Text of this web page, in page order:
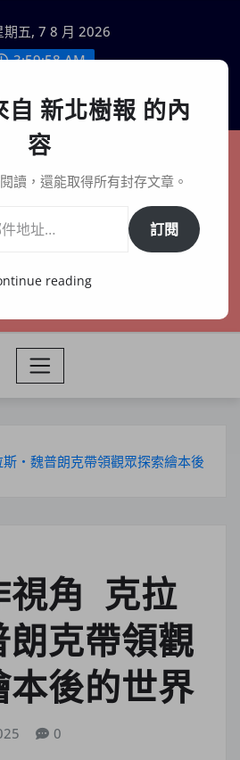
期五, 7 8 月 2026
4:00:00 AM
樹報
記憶、連結、創生
・魏普朗克帶領觀眾探索繪本後
視角 克拉
朗克帶領觀
本後的世界
0
自 新北樹報 的內
容
讀，還能取得所有封存文章。
訂閱
reading